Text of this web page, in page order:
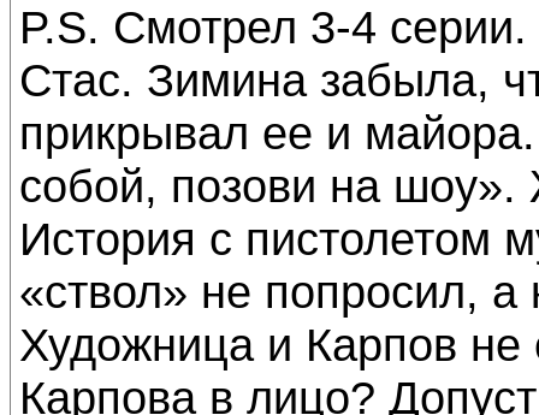
P.S. Смотрел 3-4
Стас. Зимина забыла,
прикрывал ее и
собой, позови на
История с пистолетом
«ствол» не попросил,
Художница и Карпов не
Карпова в лицо?